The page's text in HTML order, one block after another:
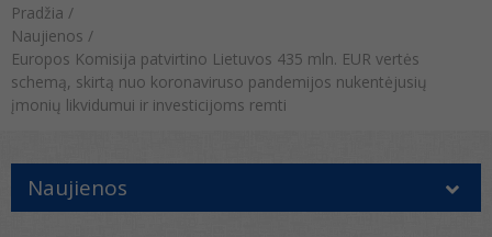
Pradžia /
Naujienos /
Europos Komisija patvirtino Lietuvos 435 mln. EUR vertės
schemą, skirtą nuo koronaviruso pandemijos nukentėjusių
įmonių likvidumui ir investicijoms remti
Naujienos